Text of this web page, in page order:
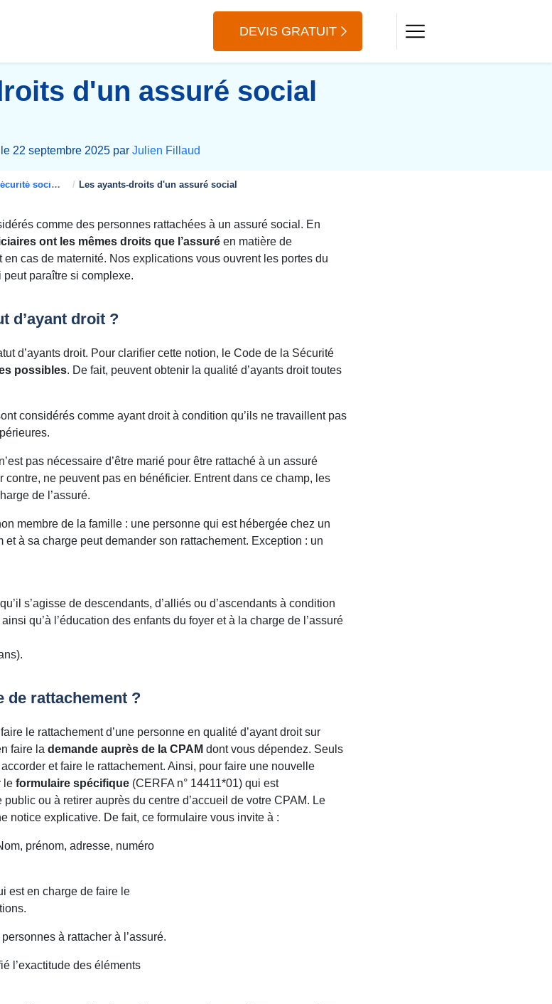
DEVIS GRATUIT
d'un assuré social
22 septembre 2025 par Julien Fillaud
sociale Les ayants-droits d'un assuré social
comme des personnes rattachées à un assuré social. En
ont les mêmes droits que l’assuréen matière de
cas de maternité. Nos explications vous ouvrent les portes du
peut paraître si complexe.
d’ayant droit ?
d’ayants droit. Pour clarifier cette notion, le Code de la Sécurité
possibles. De fait, peuvent obtenir la qualité d’ayants droit toutes
considérés comme ayant droit à condition qu’ils ne travaillent pas
pas nécessaire d’être marié pour être rattaché à un assuré
ne peuvent pas en bénéficier. Entrent dans ce champ, les
de l’assuré.
membre de la famille : une personne qui est hébergée chez un
à sa charge peut demander son rattachement. Exception : un
s’agisse de descendants, d’alliés ou d’ascendants à condition
qu’à l’éducation des enfants du foyer et à la charge de l’assuré
de rattachement ?
le rattachement d’une personne en qualité d’ayant droit sur
faire la demande auprès de la CPAM dont vous dépendez. Seuls
et faire le rattachement. Ainsi, pour faire une nouvelle
le formulaire spécifique(CERFA n° 14411*01) qui est
ou à retirer auprès du centre d’accueil de votre CPAM. Le
notice explicative. De fait, ce formulaire vous invite à :
prénom, adresse, numéro
est en charge de faire le
à rattacher à l’assuré.
l’exactitude des éléments